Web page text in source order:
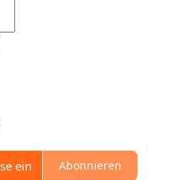
Abonnieren